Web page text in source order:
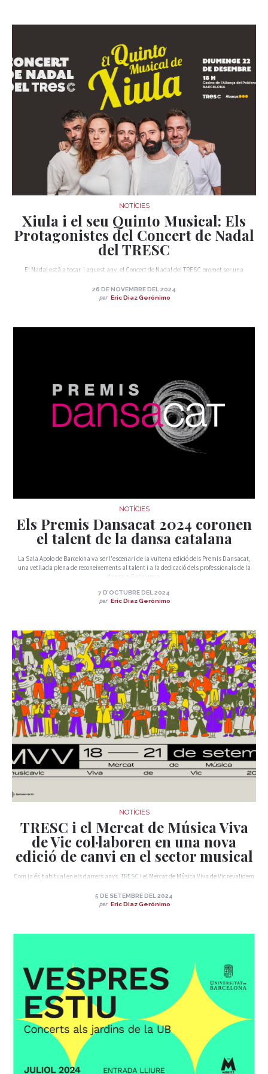
NOTÍCIES
Xiula i el seu Quinto Musical: Els
Protagonistes del Concert de Nadal
del TRESC
El Nadal està a tocar, i aquest any, el Concert de Nadal del TRESC promet ser una
familiar Xiula transformarà l’escenari del Casino l’Aliança del Poblenou en un espai
d’energia, diversió i interacció per a tota la família.
26 DE NOVEMBRE DEL 2024
per Eric Diaz Gerónimo
NOTÍCIES
Els Premis Dansacat 2024 coronen
el talent de la dansa catalana
La Sala Apolo de Barcelona va ser l'escenari de la vuitena edició dels Premis Dansacat,
una vetllada plena de reconeixements al talent i a la dedicació dels professionals de la
dansa a Catalunya.
7 D’OCTUBRE DEL 2024
per Eric Diaz Gerónimo
NOTÍCIES
TRESC i el Mercat de Música Viva
de Vic col·laboren en una nova
edició de canvi en el sector musical
Com ja és habitual en els darrers anys, TRESC i el Mercat de Música Viva de Vic revalidem
artistes i públics en el sector musical
5 DE SETEMBRE DEL 2024
per Eric Diaz Gerónimo